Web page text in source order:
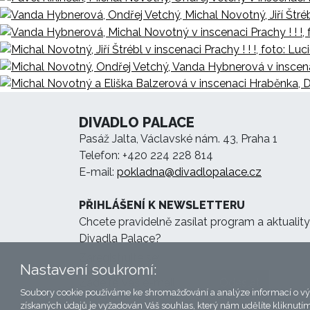
DIVADLO PALACE
Pasáž Jalta, Václavské nám. 43, Praha 1
Telefon: +420 224 228 814
E-mail: pokladna@divadlopalace.cz
PŘIHLÁŠENÍ K NEWSLETTERU
Chcete pravidelně zasílat program a aktuality
Divadla Palace?
Nastavení soukromí:
Soubory cookie používáme ke shromažďování a analýze informací o
získaných údajů je vyžadován Váš souhlas, který nám udělíte